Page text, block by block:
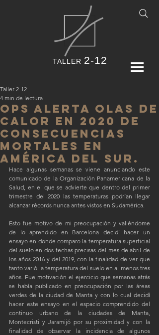
TALLER 2-12
OPS alerta olas de
calor en 2020 de
consecuencias
mortales en
América del Sur.
Taller 2-12
4 min de lectura
Hace algunas semanas se viene anunciando este
comunicado de la Organización Panamericana de la
Salud, en el que se advierte que dentro del primer
trimestre del 2020 las temperaturas podrían llegar
alcanzar récords nunca antes vistos en Sudamérica.
Esto fue motivo de mi preocupación y valiéndome
de lo aprendido en Barcelona decidí hacer un
ensayo en donde comparo la temperatura superficial
del suelo en dos fechas precisas del mes de abril de
los años 2016 y del 2019, con la finalidad de ver que
tanto varió la temperatura del suelo en al menos tres
años. Fue motivación el ejercicio que semanas atrás
se había publicado en preocupación por las áreas
verdes de la ciudad de Manta y con lo cual decidí
hacer este ensayo en el espacio comprendido del
continuo urbano de la ciudades de Manta,
Montecristi y Jaramijó por su proximidad y con la
finalidad de observar la incidencia de algunos